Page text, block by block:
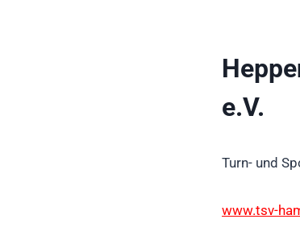
e.V.
Turn- und
www.tsv-